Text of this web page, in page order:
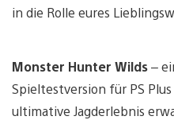
in die Rolle eures
Monster Hunter Wilds–
Spieltestversion für PS
ultimative Jagderlebnis